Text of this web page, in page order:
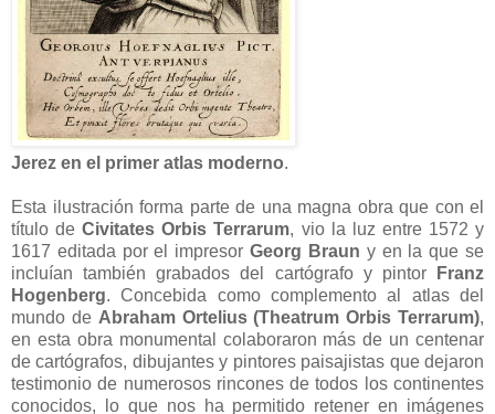
Jerez en el primer atlas moderno.
Esta ilustración forma parte de una magna obra que con el
título deCivitates Orbis Terrarum, vio la luz entre 1572 y
1617 editada por el impresorGeorg Braun y en la que se
incluían también grabados del cartógrafo y pintor
Franz
Hogenberg. Concebida como complemento al atlas del
mundo de Abraham Ortelius (Theatrum Orbis Terrarum),
en esta obra monumental colaboraron más de un centenar
de cartógrafos, dibujantes y pintores paisajistas que dejaron
testimonio de numerosos rincones de todos los continentes
conocidos, lo que nos ha permitido retener en imágenes